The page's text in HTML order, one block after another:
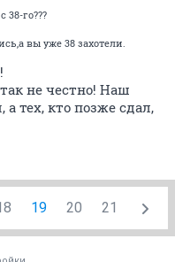
38-го???
вы уже 38 захотели.
не честно! Наш
тех, кто позже сдал,
19 20 21